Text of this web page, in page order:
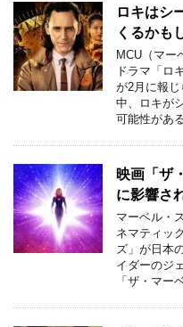
ロキはシ
くるかも
MCU（マー
ドラマ「ロ
が2月に報
中、ロキが
可能性があ
映画「ザ
に影響さ
マーベル・
ネマティッ
ズ」が日本
イダーのジ
「ザ・マー